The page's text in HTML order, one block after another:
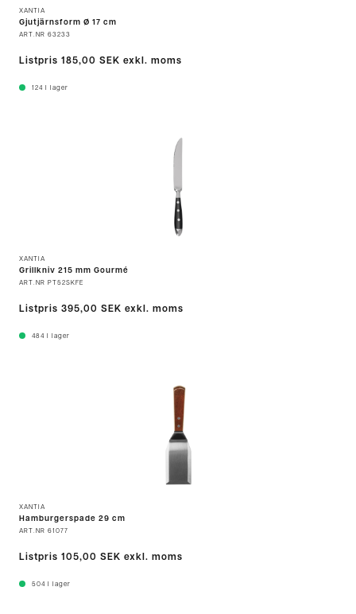
XANTIA
Gjutjärnsform Ø 17 cm
ART.NR 63233
Listpris 185,00 SEK exkl. moms
124 I lager
XANTIA
Grillkniv 215 mm Gourmé
ART.NR PT52SKFE
Listpris 395,00 SEK exkl. moms
484 I lager
XANTIA
Hamburgerspade 29 cm
ART.NR 61077
Listpris 105,00 SEK exkl. moms
504 I lager